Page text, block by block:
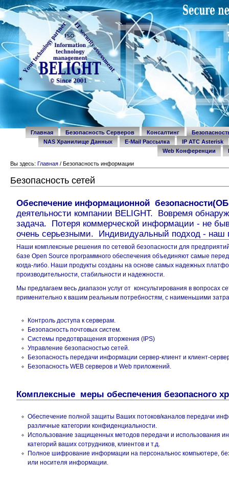
Главная Безопасность Серверов Консалтинг
NAS Хранилище Данных
E-Mail Рассылка
IP ATC Asterisk
Web Конференции
Вы здесь: Главная / Безопасность информации
Безопасность сетей
Обеспечение информационной
деятельности компании BELIGHT. Вовремя
задача. Потеря коммерческой информации - не
очень серьезными. Индивидуальный подход - наш
Наши комплексные решения по сетевой безопасности для
базе Open Source программного обеспечения объединяют самые
когда-либо. Наши продукты созданы на основе самых надежных
производительности, стабильности и надежности.
Мы предлагаем весь диапазон услуг от консультирования в вопросах
применительно к вашим реальным потребностям, с наименьшими
Контроль доступа к серверам.
Безопасность почтовых систем.
Системы предотвращения вторжения (IPS)
Управление безопасностью сетей.
Безопасность передачи информации сервер-клиент и клиент-
Безопасность WEB серверов и Web приложений.
Комплексные меры обеспечения безопасного
Обеспечение полной защиты Ваших потоков/каналов передачи
различные категории конфиденциальности.
Использование защищенных методов передачи и использования
категорий ваших сотрудников, клиентов и т.д.
Полное шифрование информации на персональнос компьютере,
или носителя информации.